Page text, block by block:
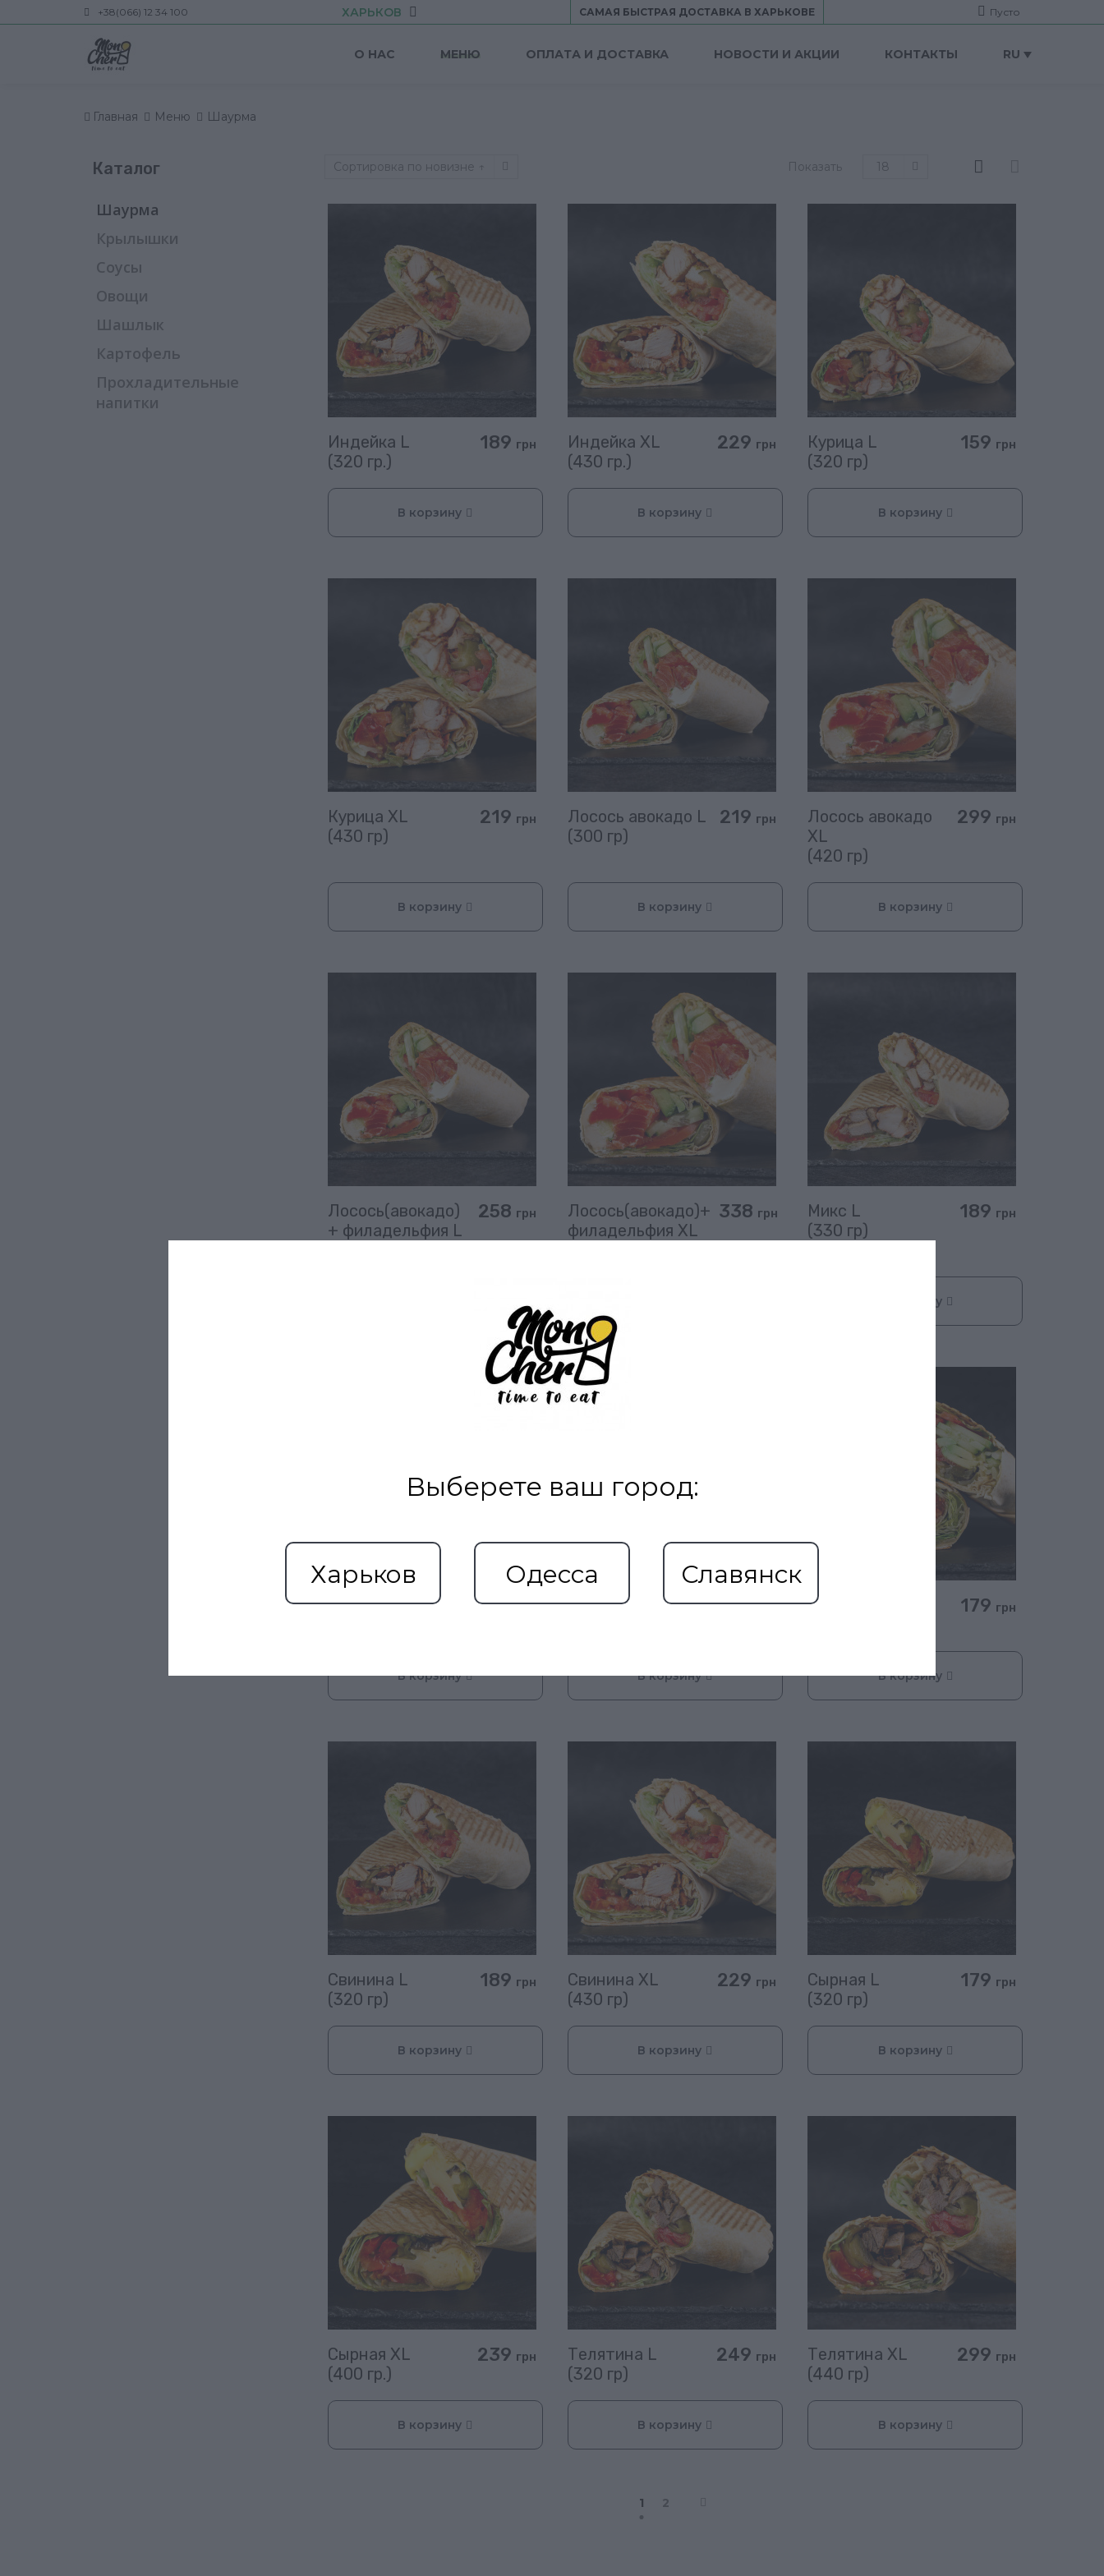
+38(066) 12 34 100 ХАРЬКОВ САМАЯ БЫСТРАЯ ДОСТАВКА В ХАРЬКОВЕ Пусто
О НАС МЕНЮ ОПЛАТА И ДОСТАВКА НОВОСТИ И АКЦИИ КОНТАКТЫ RU
Главная Меню Шаурма
Каталог
Шаурма
Крылышки
Соусы
Овощи
Шашлык
Картофель
Прохладительные
напитки
Сортировка по новизне ↑ Показать 18
Индейка L
(320 гр.)
189 грн
В корзину
Индейка XL
(430 гр.)
229 грн
В корзину
Курица L
(320 гр)
159 грн
В корзину
Курица XL
(430 гр)
219 грн
В корзину
Лосось авокадо L
(300 гр)
219 грн
В корзину
Лосось авокадо
XL
(420 гр)
299 грн
В корзину
Лосось(авокадо)
+ филадельфия L
258 грн
Лосось(авокадо)+
филадельфия XL
338 грн
Микс L
(330 гр)
189 грн
В корзину
Микс XL
229 грн
В корзину
Овощная L
109 грн
В корзину
Овощная XL
179 грн
В корзину
Свинина L
(320 гр)
189 грн
В корзину
Свинина XL
(430 гр)
229 грн
В корзину
Сырная L
(320 гр)
179 грн
В корзину
Сырная XL
(400 гр.)
239 грн
В корзину
Телятина L
(320 гр)
249 грн
В корзину
Телятина XL
(440 гр)
299 грн
В корзину
1 2
Выберете ваш город:
Харьков Одесса Славянск